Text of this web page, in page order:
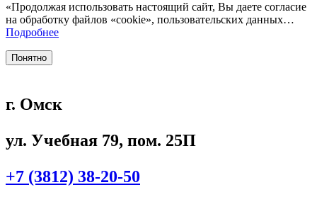
«Продолжая использовать настоящий сайт, Вы даете согласие
на обработку файлов «cookie», пользовательских данных…
Подробнее
Понятно
г. Омск
ул. Учебная 79, пом. 25П
+7 (3812) 38-20-50